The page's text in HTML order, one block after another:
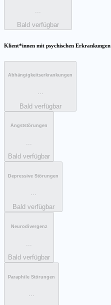
...
Bald verfügbar
Klient*innen mit psychischen Erkrankungen
Abhängigkeitserkrankungen
...
Bald verfügbar
Angststörungen
...
Bald verfügbar
Depressive Störungen
...
Bald verfügbar
Neurodivergenz
...
Bald verfügbar
Paraphile Störungen
...